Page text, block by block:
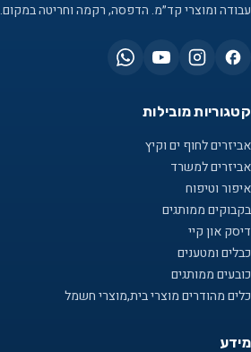
עבודה ומוצרי קד״מ. הדפסה, רקמה וחריטה במקום.
קטגוריות מובילות
אביזרים לחוף ים וקיץ
אביזרים למשרד
איפור וטיפוח
בקבוקים ממותגים
דיסק און קיי
כבלים ומטענים
כובעים ממותגים
כלים מהודרים מוצרי בית,מוצרי חשמל
מידע